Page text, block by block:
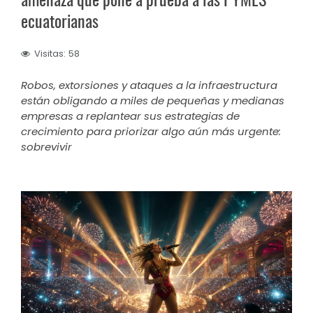
ecuatorianas
Visitas: 58
Robos, extorsiones y ataques a la infraestructura
están obligando a miles de pequeñas y medianas
empresas a replantear sus estrategias de
crecimiento para priorizar algo aún más urgente:
sobrevivir